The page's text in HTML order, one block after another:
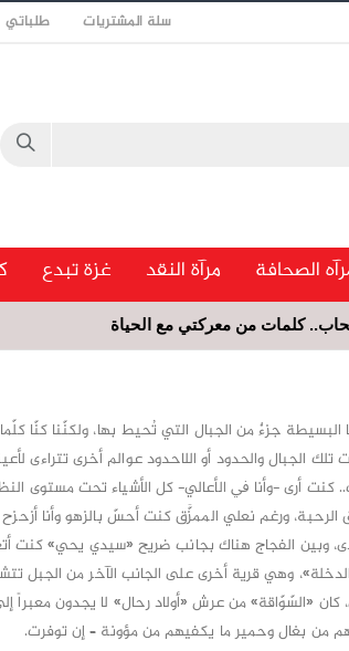
سلة المشتريات طلباتي
الصحافة مرآة النقد غزة تبدع
كلمات من معركتي مع الحياة
جزءٌ من الجبال التي تُحيط بها، ولكنّنا كنّا
الجبال والحدود أو اللاحدود عوالم أخرى تتراءى
كنت أرى -وأنا ﰲ الأعالي- كل الأشياء تحت مستوى
الرحبة، ورغم نعلي الممزَّق كنت أحسّ بالزهو وأنا
وبين الفجاج هناك بجانب ضريح «سيدي يحي» كنت
وهي قرية أخرى على الجانب الآخر من الجبل
كان «السّوّاقة» من عرش «أولاد رحال» لا يجدون معبراً
من بغال وحمير ما يكفيهم من مؤونة – إن توفرت.